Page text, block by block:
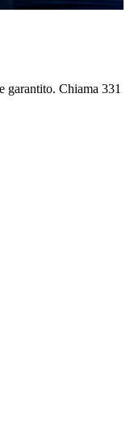
garantito. Chiama 331